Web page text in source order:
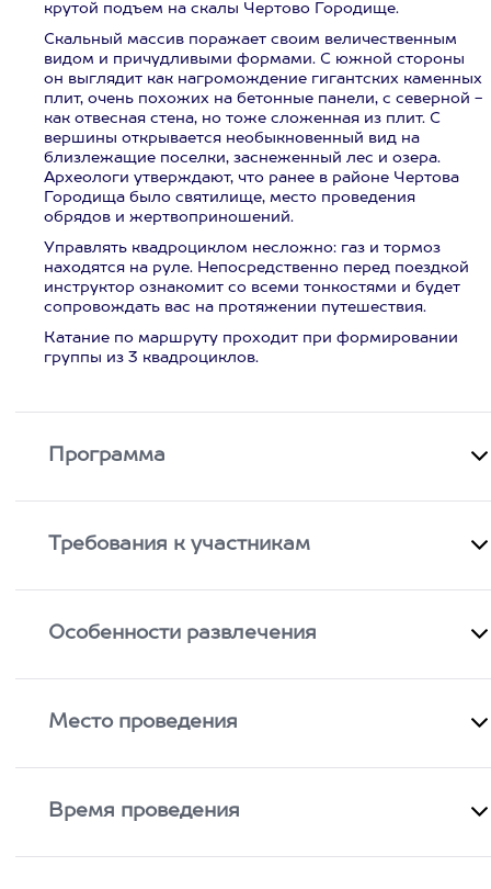
крутой подъем на скалы Чертово Городище.
Скальный массив поражает своим величественным
видом и причудливыми формами. С южной стороны
он выглядит как нагромождение гигантских каменных
плит, очень похожих на бетонные панели, с северной -
как отвесная стена, но тоже сложенная из плит. С
вершины открывается необыкновенный вид на
близлежащие поселки, заснеженный лес и озера.
Археологи утверждают, что ранее в районе Чертова
Городища было святилище, место проведения
обрядов и жертвоприношений.
Управлять квадроциклом несложно: газ и тормоз
находятся на руле. Непосредственно перед поездкой
инструктор ознакомит со всеми тонкостями и будет
сопровождать вас на протяжении путешествия.
Катание по маршруту проходит при формировании
группы из 3 квадроциклов.
Программа
Требования к участникам
Особенности развлечения
Место проведения
Время проведения